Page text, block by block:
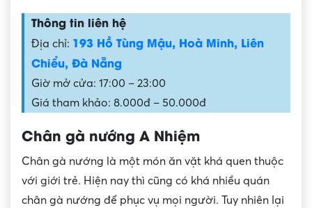
Thông tin liên hệ
Địa chỉ: 193 Hồ Tùng Mậu, Hoà Minh, Liên
Chiểu, Đà Nẵng
Giờ mở cửa: 17:00 – 23:00
Giá tham khảo: 8.000đ – 50.000đ
Chân gà nướng A Nhiệm
Chân gà nướng là một món ăn vặt khá quen thuộc
với giới trẻ. Hiện nay thì cũng có khá nhiều quán
chân gà nướng để phục vụ mọi người. Tuy nhiên lại